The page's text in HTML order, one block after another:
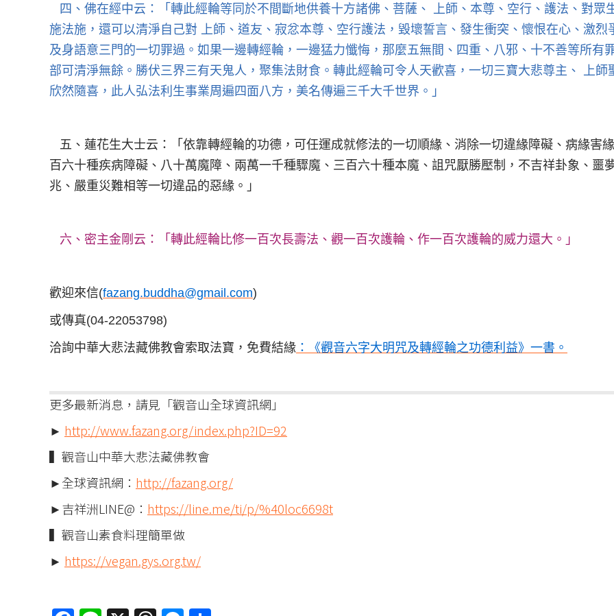
四、佛在經中云：「轉此經輪等同於不間斷地供養十方諸佛、菩薩、 上師、本尊、空行、護法、對眾
施法施，還可以清淨自己對 上師、道友、寂忿本尊、空行護法，毀壞誓言、發生衝突、懷恨在心、激烈
及身語意三門的一切罪過。如果一邊轉經輪，一邊猛力懺悔，那麼五無間、四重、八邪、十不善等所有
部可清淨無餘。勝伏三界三有天鬼人，聚集法財食。轉此經輪可令人天歡喜，一切三寶大悲尊主、 上師
欣然隨喜，此人弘法利生事業周遍四面八方，美名傳遍三千大千世界。」
五、蓮花生大士云：「依靠轉經輪的功德，可任運成就修法的一切順緣、消除一切違緣障礙、病緣害
百六十種疾病障礙、八十萬魔障、兩萬一千種驟魔、三百六十種本魔、詛咒厭勝壓制，不吉祥卦象、噩
兆、嚴重災難相等一切違品的惡緣。」
六、密主金剛云：「轉此經輪比修一百次長壽法、觀一百次護輪、作一百次護輪的威力還大。」
歡迎來信(fazang.buddha@gmail.com)
或傳真(04-22053798)
洽詢中華大悲法藏佛教會索取法寶，免費結緣 ：《觀音六字大明咒及轉經輪之功德利益》一書。
更多最新消息，請見「觀音山全球資訊網」
► http://www.fazang.org/index.php?ID=92
▍觀音山中華大悲法藏佛教會
►全球資訊網： http://fazang.org/
►吉祥洲LINE@： https://line.me/ti/p/%40loc6698t
▍觀音山素食料理簡單做
► https://vegan.gys.org.tw/